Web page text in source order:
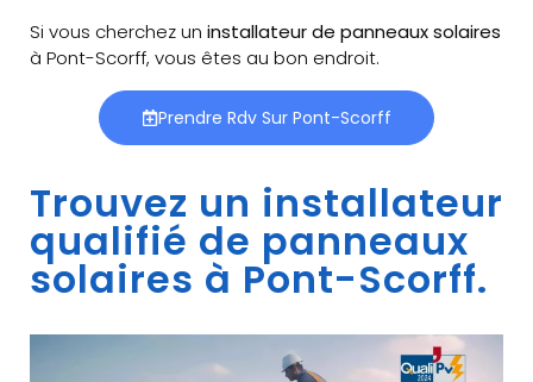
Si vous cherchez un installateur de panneaux solaires
à Pont-Scorff, vous êtes au bon endroit.
Prendre Rdv Sur Pont-Scorff
Trouvez un installateur
qualifié de panneaux
solaires à Pont-Scorff.